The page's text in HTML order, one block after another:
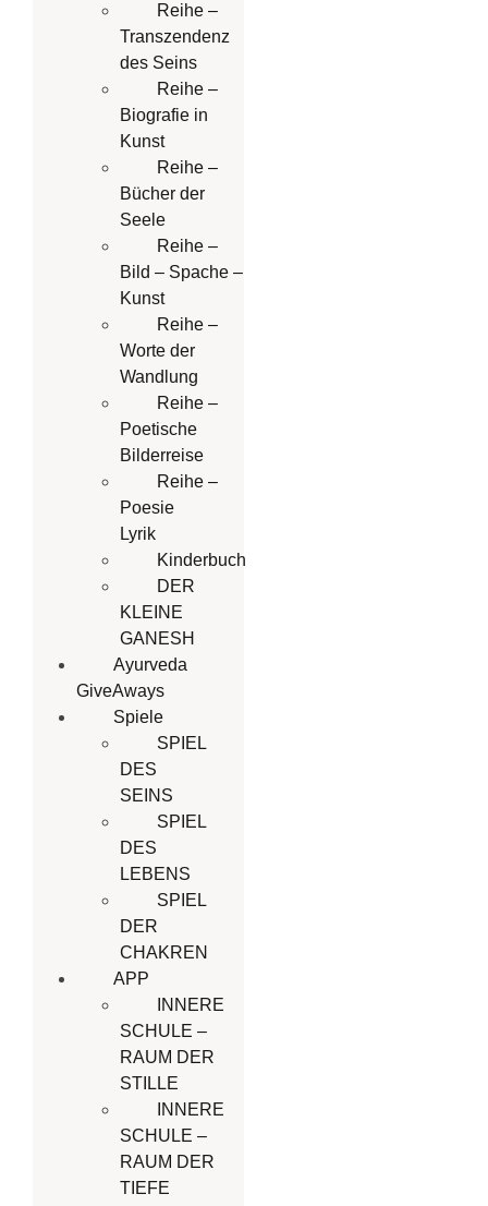
Reihe –
Transzendenz
des Seins
Reihe –
Biografie in
Kunst
Reihe –
Bücher der
Seele
Reihe –
Bild – Spache –
Kunst
Reihe –
Worte der
Wandlung
Reihe –
Poetische
Bilderreise
Reihe –
Poesie
Lyrik
Kinderbuch
DER
KLEINE
GANESH
Ayurveda
GiveAways
Spiele
SPIEL
DES
SEINS
SPIEL
DES
LEBENS
SPIEL
DER
CHAKREN
APP
INNERE
SCHULE –
RAUM DER
STILLE
INNERE
SCHULE –
RAUM DER
TIEFE